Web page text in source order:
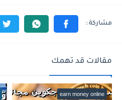
مقالات قد تهمك
earn money online